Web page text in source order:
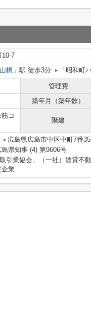
10-7
橋 」駅 徒歩3分 「昭和町
管理費
築年月（築年数）
コ
階建
広島県広島市中区中町7番
島県知事 (4) 第9606号
引業協会、（一社）賃貸不
企業